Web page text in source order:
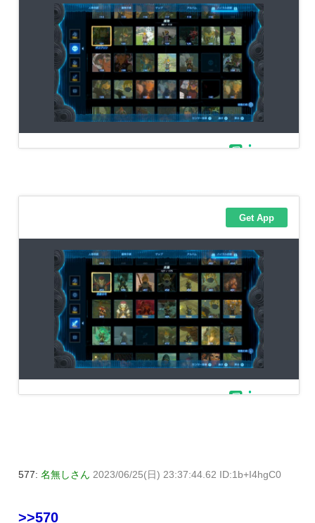
577: 名無しさん 2023/06/25(日) 23:37:44.62 ID:1b+I4hgC0
>>570